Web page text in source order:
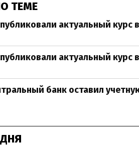
ТЕМЕ
актуальный курс
актуальный курс
банк оставил